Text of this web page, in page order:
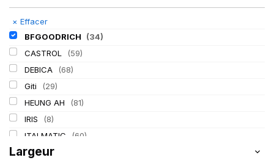
× Effacer
BFGOODRICH
(34)
CASTROL
(59)
DEBICA
(68)
Giti
(29)
HEUNG AH
(81)
IRIS
(8)
ITALMATIC
(60)
KLEBER
Largeur